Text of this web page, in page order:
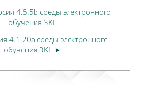
4.5.5b среды электронного
обучения 3KL
4.1.20a среды электронного
обучения 3KL ►